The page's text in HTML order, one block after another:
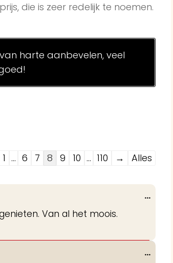
die is zeer redelijk te noemen.
van harte aanbevelen, veel
1 ... 6 7 8 9 10 ... 110 →
Alles
Van al het moois.
...Wissel
...Wissel